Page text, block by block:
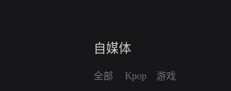
自媒体
全部 Kpop 游戏